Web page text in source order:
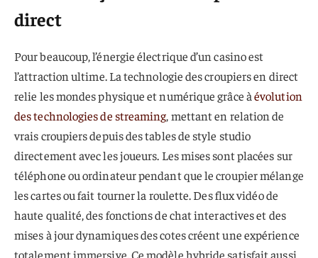
direct
Pour beaucoup, l’énergie électrique d’un casino est
l’attraction ultime. La technologie des croupiers en direct
relie les mondes physique et numérique grâce àévolution
des technologies de streaming, mettant en relation de
vrais croupiers depuis des tables de style studio
directement avec les joueurs. Les mises sont placées sur
téléphone ou ordinateur pendant que le croupier mélange
les cartes ou fait tourner la roulette. Des flux vidéo de
haute qualité, des fonctions de chat interactives et des
mises à jour dynamiques des cotes créent une expérience
totalement immersive. Ce modèle hybride satisfait aussi